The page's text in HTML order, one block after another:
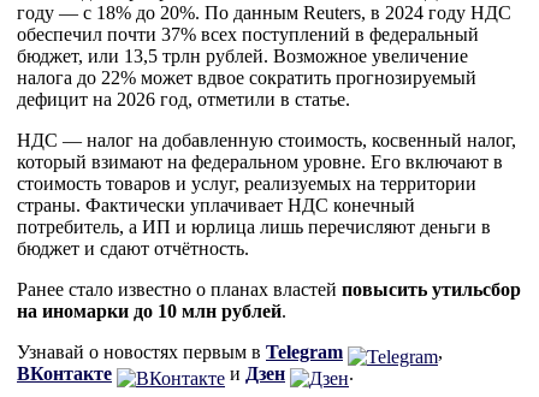
году — с 18% до 20%. По данным Reuters, в 2024 году НДС
обеспечил почти 37% всех поступлений в федеральный
бюджет, или 13,5 трлн рублей. Возможное увеличение
налога до 22% может вдвое сократить прогнозируемый
дефицит на 2026 год, отметили в статье.
НДС — налог на добавленную стоимость, косвенный налог,
который взимают на федеральном уровне. Его включают в
стоимость товаров и услуг, реализуемых на территории
страны. Фактически уплачивает НДС конечный
потребитель, а ИП и юрлица лишь перечисляют деньги в
бюджет и сдают отчётность.
Ранее стало известно о планах властей повысить утильсбор
на иномарки до 10 млн рублей.
Узнавай о новостях первым в Telegram
,
ВКонтакте
и Дзен .